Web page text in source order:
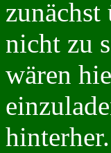
nicht zu
wären
hinterher.